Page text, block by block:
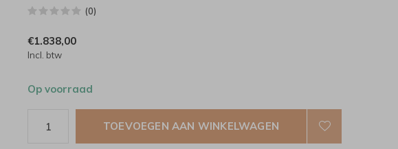
(0)
€1.838,00
Incl. btw
Op voorraad
TOEVOEGEN AAN WINKELWAGEN